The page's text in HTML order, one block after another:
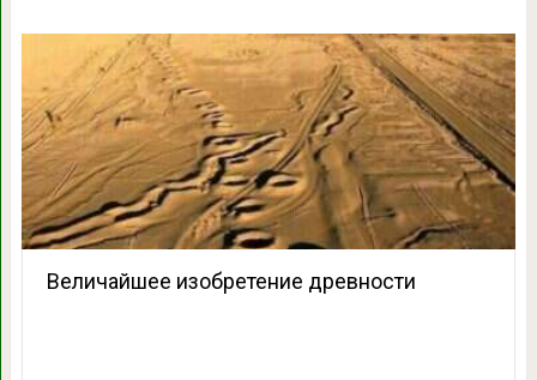
Величайшее изобретение древности